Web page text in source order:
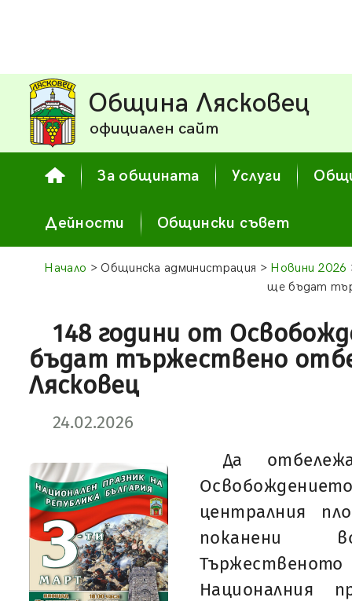
Община Лясковец
официален сайт
За общината Услуги
Дейности Общински съвет
Начало > Общинска администрация > Новини 2026
ще бъдат
148 години от
бъдат тържествено
Лясковец
24.02.2026
Да
централния
поканени
Националния